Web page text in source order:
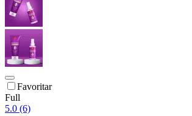
Favoritar
Full
5.0 (6)